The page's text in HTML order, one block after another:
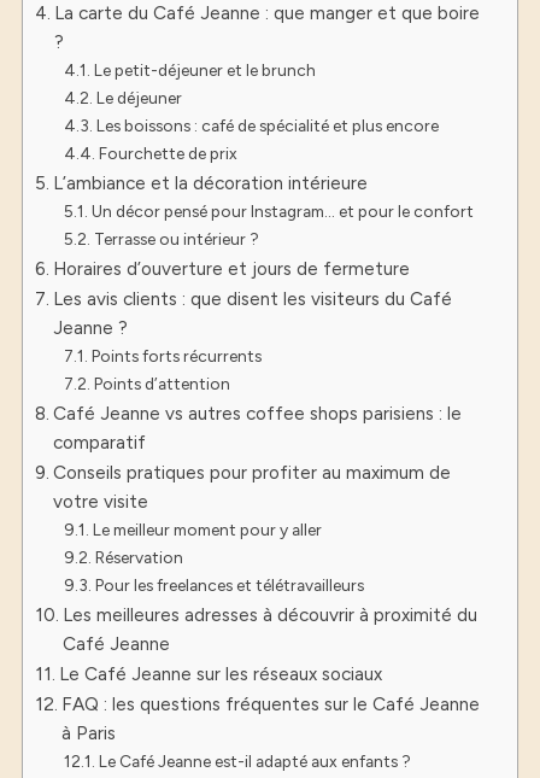
La carte du Café Jeanne : que manger et que boire
?
Le petit-déjeuner et le brunch
Le déjeuner
Les boissons : café de spécialité et plus encore
Fourchette de prix
L’ambiance et la décoration intérieure
Un décor pensé pour Instagram… et pour le confort
Terrasse ou intérieur ?
Horaires d’ouverture et jours de fermeture
Les avis clients : que disent les visiteurs du Café
Jeanne ?
Points forts récurrents
Points d’attention
Café Jeanne vs autres coffee shops parisiens : le
comparatif
Conseils pratiques pour profiter au maximum de
votre visite
Le meilleur moment pour y aller
Réservation
Pour les freelances et télétravailleurs
Les meilleures adresses à découvrir à proximité du
Café Jeanne
Le Café Jeanne sur les réseaux sociaux
FAQ : les questions fréquentes sur le Café Jeanne
à Paris
Le Café Jeanne est-il adapté aux enfants ?